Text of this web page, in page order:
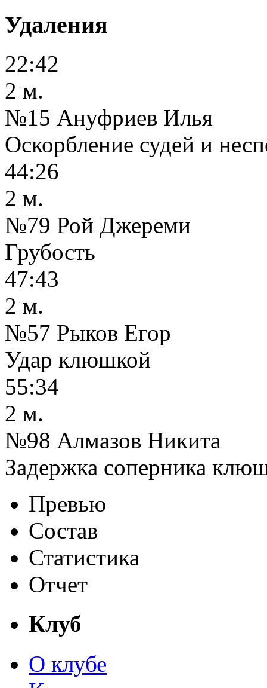
Удаления
22:42
2 м.
№15 Ануфриев Илья
Оскорбление судей и
44:26
2 м.
№79 Рой Джереми
Грубость
47:43
2 м.
№57 Рыков Егор
Удар клюшкой
55:34
2 м.
№98 Алмазов Никита
Задержка соперника
Превью
Состав
Статистика
Отчет
Клуб
О клубе